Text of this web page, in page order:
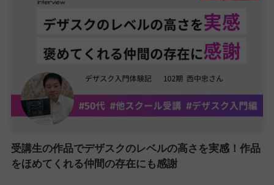
受講生の作品でデザスクのレベルの高さを実感！作品
をほめてくれる仲間の存在にも感謝